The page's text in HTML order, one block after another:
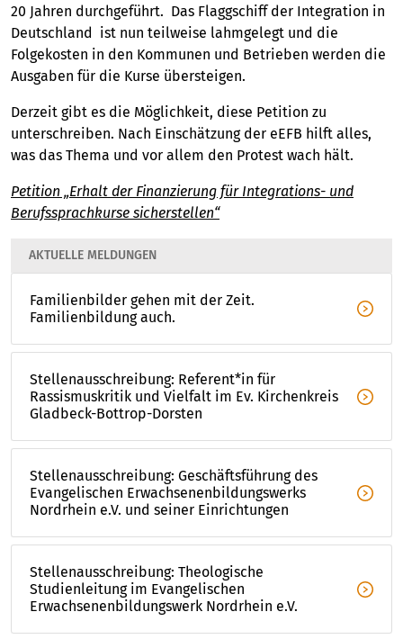
20 Jahren durchgeführt. Das Flaggschiff der Integration in
Deutschland ist nun teilweise lahmgelegt und die
Folgekosten in den Kommunen und Betrieben werden die
Ausgaben für die Kurse übersteigen.
Derzeit gibt es die Möglichkeit, diese Petition zu
unterschreiben. Nach Einschätzung der eEFB hilft alles,
was das Thema und vor allem den Protest wach hält.
Petition „Erhalt der Finanzierung für Integrations- und
Berufssprachkurse sicherstellen“
AKTUELLE MELDUNGEN
Familienbilder gehen mit der Zeit.
Familienbildung auch.
Stellenausschreibung: Referent*in für
Rassismuskritik und Vielfalt im Ev. Kirchenkreis
Gladbeck-Bottrop-Dorsten
Stellenausschreibung: Geschäftsführung des
Evangelischen Erwachsenenbildungswerks
Nordrhein e.V. und seiner Einrichtungen
Stellenausschreibung: Theologische
Studienleitung im Evangelischen
Erwachsenenbildungswerk Nordrhein e.V.